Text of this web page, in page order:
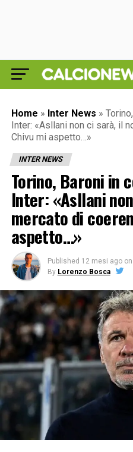
Home » Inter News »
Inter: «Asllani non ci sarà, il
Chivu mi aspetto…»
INTER NEWS
Torino, Baroni in
Inter: «Asllani
mercato di
aspetto…»
Published 12 mesi ago on
By Lorenzo Bosca